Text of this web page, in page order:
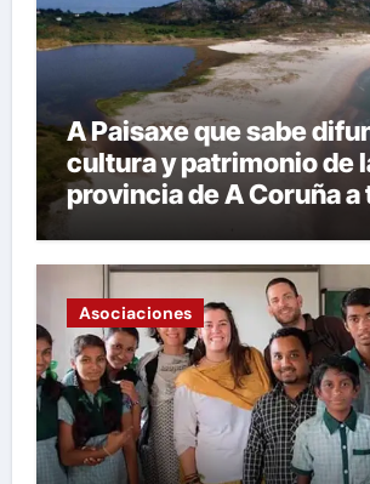
A Paisaxe que sabe
cultura y patrimonio de
provincia de A Coruña a
Asociaciones